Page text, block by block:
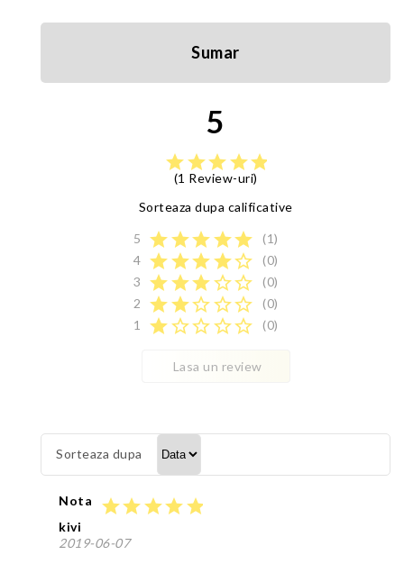
Sumar
5
starstarstarstarstar
(1 Review-uri)
Sorteaza dupa calificative
5 starstarstarstarstar
(1)
4 starstarstarstarstar_border
(0)
3
starstarstarstar_borderstar_border
(0)
2
starstarstar_borderstar_borderstar_border
(0)
1
starstar_borderstar_borderstar_borderstar_border (0)
Lasa un review
Sorteaza dupa
Nota starstarstarstarstar
kivi
2019-06-07